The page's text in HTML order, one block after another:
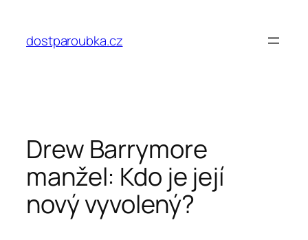
obsahdostparoubka.cz
Drew Barrymore
manžel: Kdo je její
nový vyvolený?